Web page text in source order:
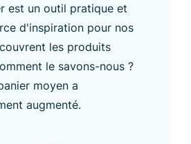
est un outil pratique et
d'inspiration pour nos
les produits
le savons-nous ?
moyen a
augmenté.